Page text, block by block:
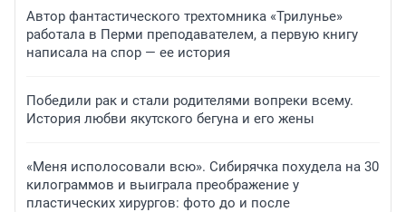
Автор фантастического трехтомника «Трилунье»
работала в Перми преподавателем, а первую книгу
написала на спор — ее история
Победили рак и стали родителями вопреки всему.
История любви якутского бегуна и его жены
«Меня исполосовали всю». Сибирячка похудела на 30
килограммов и выиграла преображение у
пластических хирургов: фото до и после